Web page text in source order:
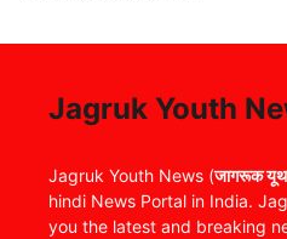
Jagruk Youth
Jagruk Youth News (जागरूक
hindi News Portal in India.
you the latest and breaking